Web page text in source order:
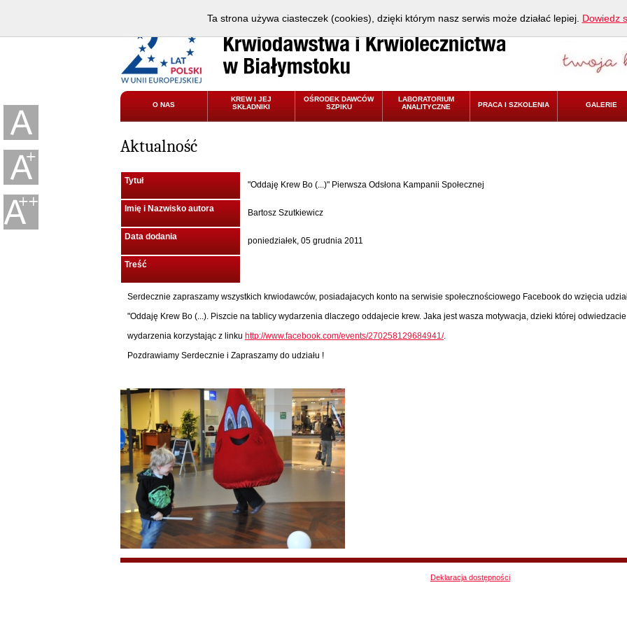
O NAS
KREW I JEJ
SKŁADNIKI
OŚRODEK DAWCÓW
SZPIKU
LABORATORIUM
ANALITYCZNE
PRACA I SZKOLENIA GALERIE
Aktualność
Tytuł "Oddaję Krew Bo (...)" Pierwsza Odsłona Kampanii Społecznej
Imię i Nazwisko autora Bartosz Szutkiewicz
Data dodania poniedziałek, 05 grudnia 2011
Treść
Serdecznie zapraszamy wszystkich krwiodawców, posiadajacych konto na serwisie społecznościowego Facebook do wzięcia
"Oddaję Krew Bo (...). Piszcie na tablicy wydarzenia dlaczego oddajecie krew. Jaka jest wasza motywacja, dzieki której
wydarzenia korzystając z linku http://www.facebook.com/events/270258129684941/.
Pozdrawiamy Serdecznie i Zapraszamy do udziału !
Deklaracja dostępności
Ta strona używa ciasteczek (cookies), dzięki którym nasz serwis może działać lepiej. Dowiedz